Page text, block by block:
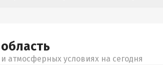
область
атмосферных условиях на сегодня